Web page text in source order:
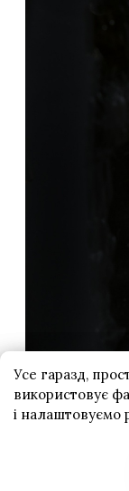
Усе гаразд,
використовує
і налаштовуємо